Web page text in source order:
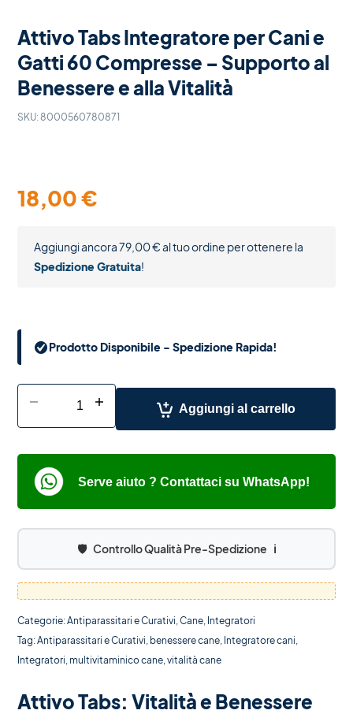
Attivo Tabs Integratore per Cani e
Gatti 60 Compresse – Supporto al
Benessere e alla Vitalità
SKU:8000560780871
18,00€
Aggiungi ancora79,00€al tuo ordine per ottenere la
Spedizione Gratuita!
Prodotto Disponibile - Spedizione Rapida!
- + Aggiungi al carrello
Serve aiuto ? Contattaci su WhatsApp!
🛡️ Controllo Qualità Pre-Spedizione ℹ️
Categorie:Antiparassitari e Curativi,Cane, Integratori
Tag:Antiparassitari e Curativi, benessere cane, Integratore cani,
Integratori, multivitaminico cane,vitalità cane
Attivo Tabs: Vitalità e Benessere